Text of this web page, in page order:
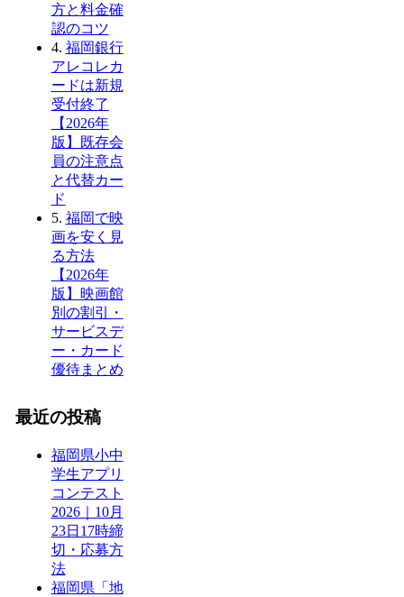
方と料金確
認のコツ
4. 福岡銀行
アレコレカ
ードは新規
受付終了
【2026年
版】既存会
員の注意点
と代替カー
ド
5. 福岡で映
画を安く見
る方法
【2026年
版】映画館
別の割引・
サービスデ
ー・カード
優待まとめ
最近の投稿
福岡県小中
学生アプリ
コンテスト
2026｜10月
23日17時締
切・応募方
法
福岡県「地